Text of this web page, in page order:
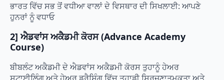
ਭਾਰਤ ਵਿੱਚ ਸਭ ਤੋਂ ਵਧੀਆ ਵਾਲਾਂ ਦੇ ਵਿਸਥਾਰ ਦੀ ਸਿਖਲਾਈ: ਆਪਣੇ
ਹੁਨਰਾਂ ਨੂੰ ਵਧਾਓ
2] ਐਡਵਾਂਸ ਅਕੈਡਮੀ ਕੋਰਸ (Advance Academy
Course)
ਬੀਬਲੰਟ ਅਕੈਡਮੀ ਦੇ ਐਡਵਾਂਸ ਅਕੈਡਮੀ ਕੋਰਸ ਤੁਹਾਨੂੰ ਹੇਅਰ